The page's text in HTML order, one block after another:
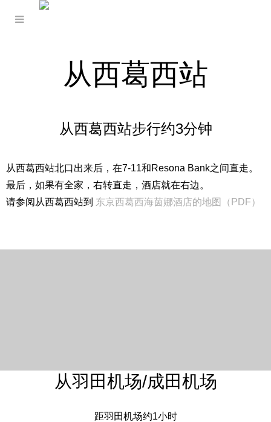
从西葛西站
从西葛西站步行约3分钟
从西葛西站北口出来后，在7-11和Resona Bank之间直走。
最后，如果有全家，右转直走，酒店就在右边。
请参阅从西葛西站到 东京西葛西海茵娜酒店的地图（PDF）
从羽田机场/成田机场
距羽田机场约1小时